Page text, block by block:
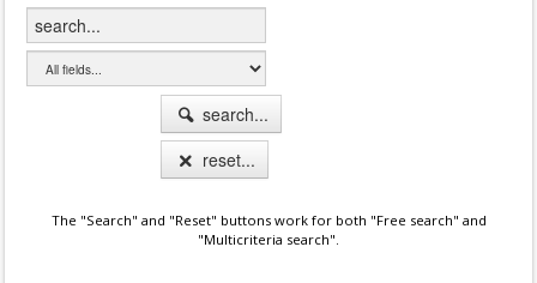
search...
reset...
The "Search" and "Reset" buttons work for both "Free search" and
"Multicriteria search".